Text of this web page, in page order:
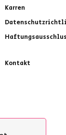
Karren
Kontakt